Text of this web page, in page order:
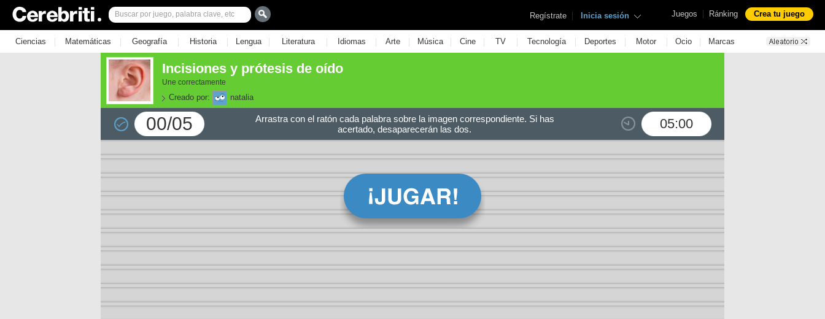
Juegos | Ránking Crea tu juego
Regístrate | Inicia sesión
Ciencias | Matemáticas | Geografía | Historia | Lengua | Literatura | Idiomas | Arte | Música | Cine | TV | Tecnología | Deportes | Motor | Ocio | Marcas
Incisiones y prótesis de oído
Une correctamente
Creado por: natalia
00/05 05:00
Arrastra con el ratón cada palabra sobre la imagen correspondiente. Si has
acertado, desaparecerán las dos.